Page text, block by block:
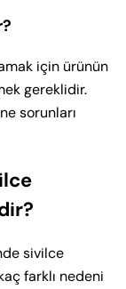
için ürünün
gereklidir.
sorunları
sivilce
farklı nedeni